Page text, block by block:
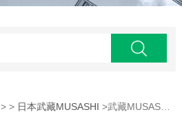
> > 日本武藏MUSASHI >武藏MUSASHI专用数码控制泵控制器江西供应